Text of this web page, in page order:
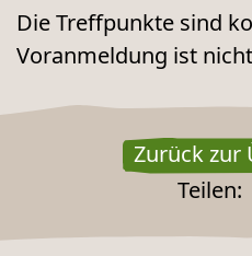
Die Treffpunkte sind
Voranmeldung ist
Zurück zur
Teilen: